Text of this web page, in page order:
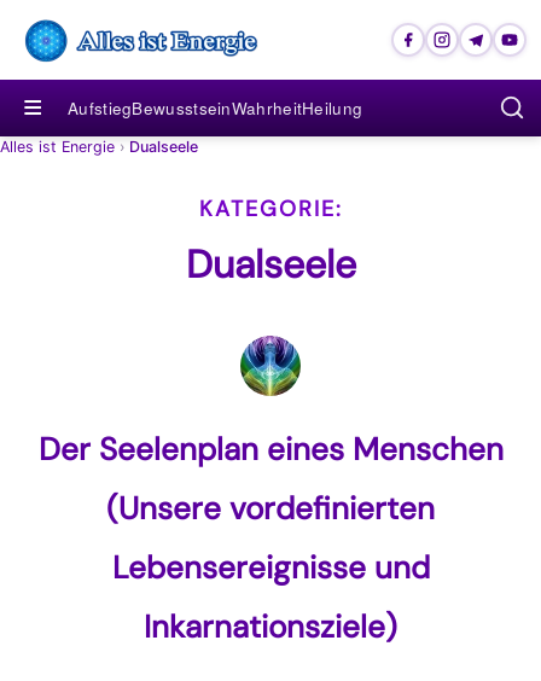
≡ AufstiegBewusstseinWahrheitHeilung
Alles ist Energie › Dualseele
Dualseele
Der Seelenplan eines Menschen
(Unsere vordefinierten
Lebensereignisse und
Inkarnationsziele)